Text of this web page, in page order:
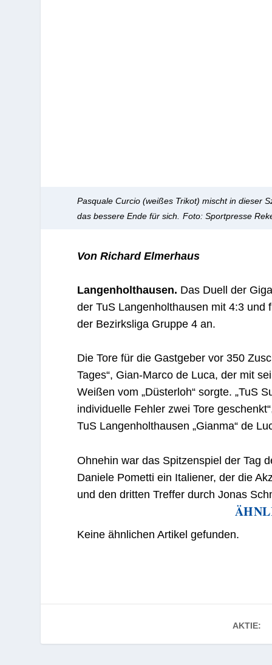
Pasquale Curcio (weißes Trikot) mischt in dieser
das bessere Ende für sich.
Foto: Sportpresse
Von Richard Elmerhaus
Langenholthausen. Das Duell der
der TuS Langenholthausen mit 4:3 und
der Bezirksliga Gruppe 4 an.
Die Tore für die Gastgeber vor 350
Tages“, Gian-Marco de Luca, der mit
Weißen vom „Düsterloh“ sorgte. „TuS
individuelle Fehler zwei Tore
TuS Langenholthausen „Gianma“ de
Ohnehin war das Spitzenspiel der Tag
Daniele Pometti ein Italiener, der die
und den dritten Treffer durch Jonas
Keine ähnlichen Artikel gefunden.
AKTIE: